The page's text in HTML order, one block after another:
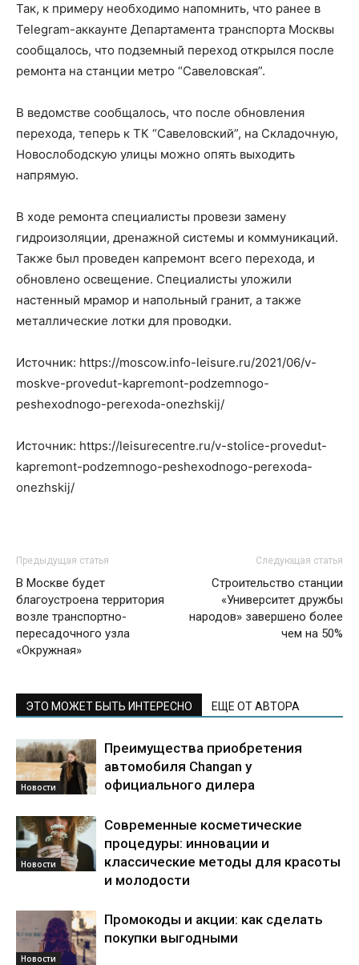
Так, к примеру необходимо напомнить, что ранее в
Telegram-аккаунте Департамента транспорта Москвы
сообщалось, что подземный переход открылся после
ремонта на станции метро “Савеловская”.
В ведомстве сообщалось, что после обновления
перехода, теперь к ТК “Савеловский”, на Складочную,
Новослободскую улицы можно опять выходить
напрямую.
В ходе ремонта специалисты провези замену
гидроизоляции, дренажной системы и коммуникаций.
Также был проведен капремонт всего перехода, и
обновлено освещение. Специалисты уложили
настенный мрамор и напольный гранит, а также
металлические лотки для проводки.
Источник: https://moscow.info-leisure.ru/2021/06/v-
moskve-provedut-kapremont-podzemnogo-
peshexodnogo-perexoda-onezhskij/
Источник: https://leisurecentre.ru/v-stolice-provedut-
kapremont-podzemnogo-peshexodnogo-perexoda-
onezhskij/
Предыдущая статья
В Москве будет
благоустроена территория
возле транспортно-
пересадочного узла
«Окружная»
Следующая статья
Строительство станции
«Университет дружбы
народов» завершено более
чем на 50%
ЭТО МОЖЕТ БЫТЬ ИНТЕРЕСНО ЕЩЕ ОТ АВТОРА
Новости
Преимущества приобретения
автомобиля Changan у
официального дилера
Новости
Современные косметические
процедуры: инновации и
классические методы для красоты
и молодости
Новости
Промокоды и акции: как сделать
покупки выгодными